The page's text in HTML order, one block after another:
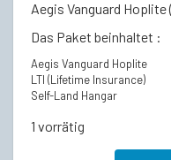
Aegis Vanguard Hoplite
Das Paket beinhaltet :
Aegis Vanguard Hoplite
LTI (Lifetime Insurance)
Self-Land Hangar
1 vorrätig